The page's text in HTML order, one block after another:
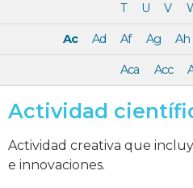
T U V
Ac Ad Af Ag Ah
Aca Acc
Actividad
Actividad creativa que
e innovaciones.